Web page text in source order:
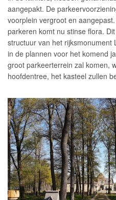
aangepakt. De
voorplein vergroot en
parkeren komt nu stinse flora.
structuur van het rijksmonument
in de plannen voor het komend
groot parkeerterrein zal komen,
hoofdentree, het kasteel zullen